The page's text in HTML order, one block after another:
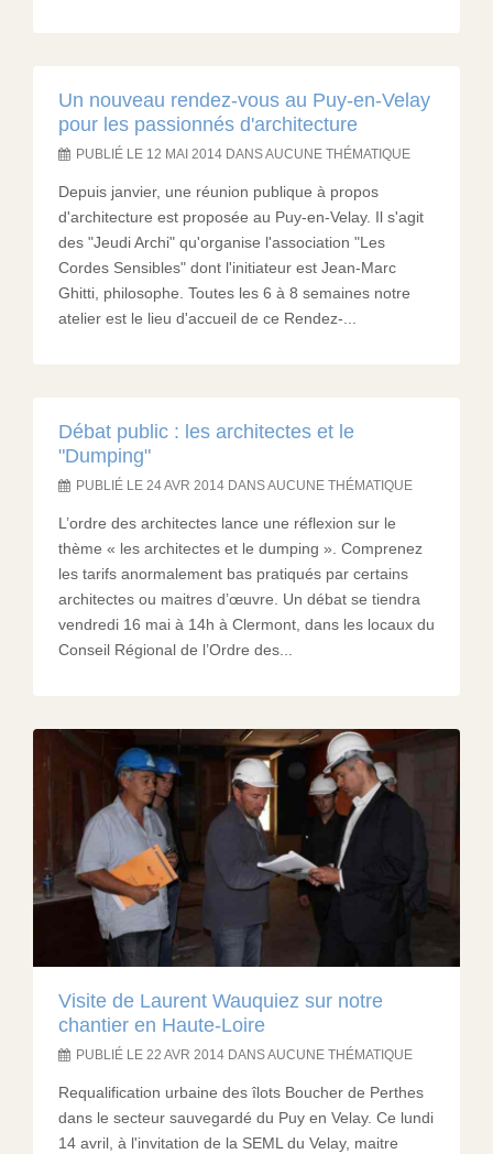
Un nouveau rendez-vous au Puy-en-Velay
pour les passionnés d'architecture
PUBLIÉ LE 12 MAI 2014 DANS AUCUNE THÉMATIQUE
Depuis janvier, une réunion publique à propos
d'architecture est proposée au Puy-en-Velay. Il s'agit
des "Jeudi Archi" qu'organise l'association "Les
Cordes Sensibles" dont l'initiateur est Jean-Marc
Ghitti, philosophe. Toutes les 6 à 8 semaines notre
atelier est le lieu d'accueil de ce Rendez-...
Débat public : les architectes et le
"Dumping"
PUBLIÉ LE 24 AVR 2014 DANS AUCUNE THÉMATIQUE
L’ordre des architectes lance une réflexion sur le
thème « les architectes et le dumping ». Comprenez
les tarifs anormalement bas pratiqués par certains
architectes ou maitres d’œuvre. Un débat se tiendra
vendredi 16 mai à 14h à Clermont, dans les locaux du
Conseil Régional de l’Ordre des...
Visite de Laurent Wauquiez sur notre
chantier en Haute-Loire
PUBLIÉ LE 22 AVR 2014 DANS AUCUNE THÉMATIQUE
Requalification urbaine des îlots Boucher de Perthes
dans le secteur sauvegardé du Puy en Velay. Ce lundi
14 avril, à l'invitation de la SEML du Velay, maitre